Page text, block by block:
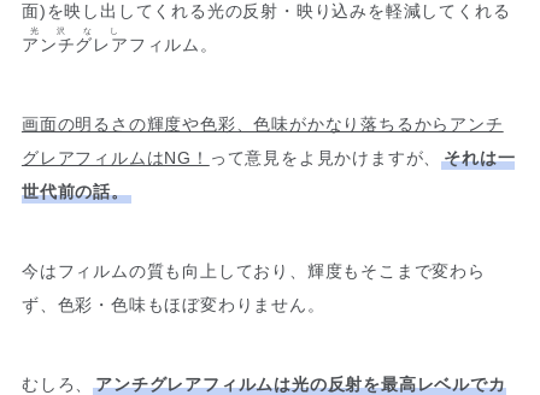
面)を映し出してくれる光の反射・映り込みを軽減してくれる
アンチグレア
光沢なし
フィルム。
画面の明るさの輝度や色彩、色味がかなり落ちるからアンチ
グレアフィルムはNG！ って意見をよ見かけますが、それは一
世代前の話。
今はフィルムの質も向上しており、輝度もそこまで変わら
ず、色彩・色味もほぼ変わりません。
むしろ、アンチグレアフィルムは光の反射を最高レベルでカ